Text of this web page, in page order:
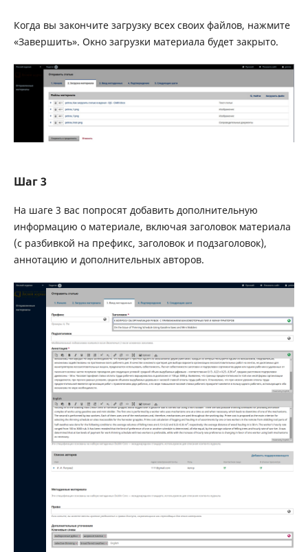
Когда вы закончите загрузку всех своих файлов, нажмите
«Завершить». Окно загрузки материала будет закрыто.
Шаг 3
На шаге 3 вас попросят добавить дополнительную
информацию о материале, включая заголовок материала
(с разбивкой на префикс, заголовок и подзаголовок),
аннотацию и дополнительных авторов.